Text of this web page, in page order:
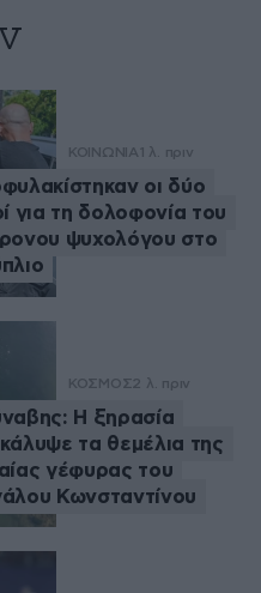
ΚΟΙΝΩΝΙΑ 1 λ. πριν
οι δύο
για τη δολοφονία του
ψυχολόγου στο
ΚΟΣΜΟΣ2 λ. πριν
Η ξηρασία
τα θεμέλια της
γέφυρας του
Κωνσταντίνου